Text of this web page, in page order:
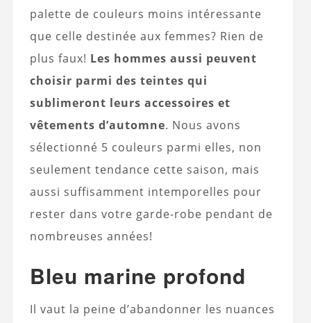
palette de couleurs moins intéressante
que celle destinée aux femmes? Rien de
plus faux! Les hommes aussi peuvent
choisir parmi des teintes qui
sublimeront leurs accessoires et
vêtements d’automne. Nous avons
sélectionné 5 couleurs parmi elles, non
seulement tendance cette saison, mais
aussi suffisamment intemporelles pour
rester dans votre garde-robe pendant de
nombreuses années!
Bleu marine profond
Il vaut la peine d’abandonner les nuances